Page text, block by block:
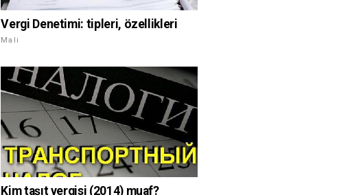
Vergi Denetimi: tipleri, özellikleri
Mali
Kim taşıt vergisi (2014) muaf?